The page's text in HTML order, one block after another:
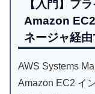
【入門】プ
Amazon
ネージャ経
AWS Systems
Amazon EC2 イ